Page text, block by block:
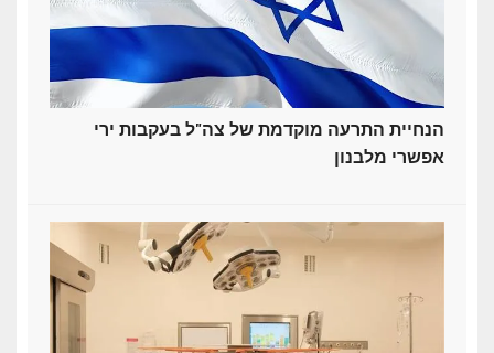
הנחיית התרעה מוקדמת של צה"ל בעקבות ירי
אפשרי מלבנון